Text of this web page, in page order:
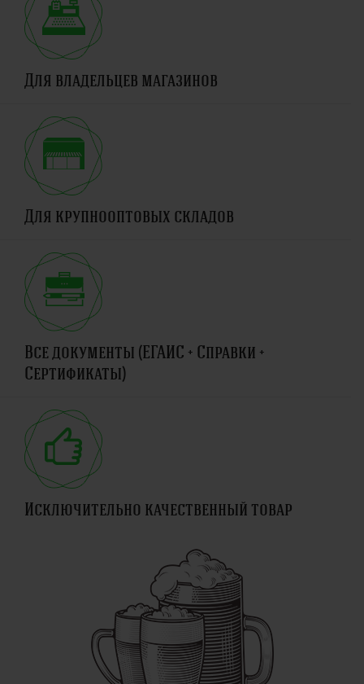
Для владельцев магазинов
Для крупнооптовых складов
Все документы (ЕГАИС + Справки +
Сертификаты)
Исключительно качественный товар